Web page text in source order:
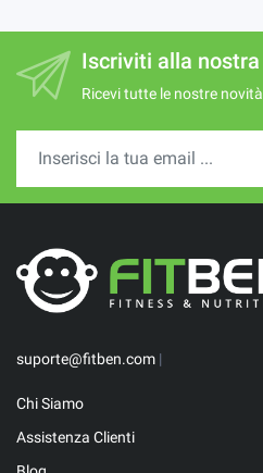
Iscriviti alla
Ricevi tutte le nostre
suporte@fitben.com |
Chi Siamo
Assistenza Clienti